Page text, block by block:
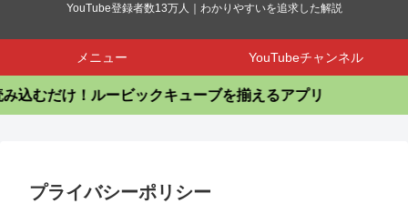
YouTube登録者数13万人｜わかりやすいを追求した解説
メニュー YouTubeチャンネル
け！ルービックキューブを揃えるアプリ
プライバシーポリシー